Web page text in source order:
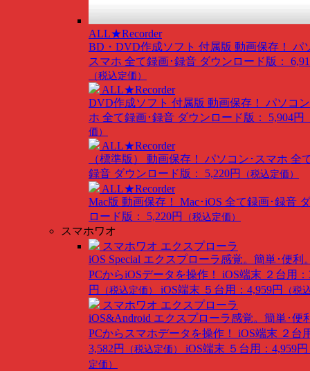
ALL★Recorder
BD・DVD作成ソフト 付属版 動画保存！ パ
スマホ 全て録画･録音 ダウンロード版：
（税込定価）
ALL★Recorder
DVD作成ソフト 付属版 動画保存！ パソコ
ホ 全て録画･録音 ダウンロード版： 5,904円
価）
ALL★Recorder
（標準版） 動画保存！ パソコン･スマホ 全
録音 ダウンロード版： 5,220円 （税込定価）
ALL★Recorder
Mac版 動画保存！ Mac･iOS 全て録画･録音
ロード版： 5,220円
（税込定価）
スマホワオ
スマホワオ エクスプローラ
iOS Special エクスプローラ感覚。簡単･便利
PCからiOSデータを操作！ iOS端末 ２台用：
円
（税込定価） iOS端末 ５台用：4,959円 （税
スマホワオ エクスプローラ
iOS&Android エクスプローラ感覚。簡単･便
PCからスマホデータを操作！ iOS端末 ２台
3,582円
（税込定価） iOS端末 ５台用：4,959円
定価）